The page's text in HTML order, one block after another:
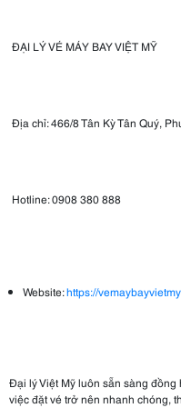
ĐẠI LÝ VÉ MÁY BAY VIỆT MỸ
Địa chỉ: 466/8 Tân Kỳ Tân Quý,
Hotline: 0908 380 888
Website:https://
Đại lý Việt Mỹ luôn sẵn sàng
việc đặt vé trở nên nhanh chóng,